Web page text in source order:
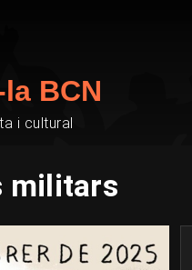
BCN
i cultural
militars